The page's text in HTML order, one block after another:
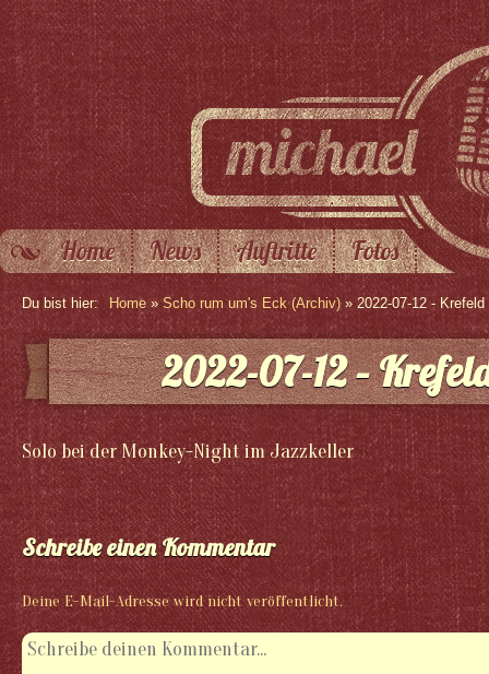
Home News Auftritte Fotos
Du bist hier: Home » Scho rum um's Eck (Archiv) » 2022-07-12 - Krefeld
2022-07-12 –
Solo bei der Monkey-Night im Jazzkeller
Schreibe einen Kommentar
Deine E-Mail-Adresse wird nicht veröffentlicht.